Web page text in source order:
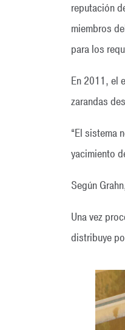
reputación
miembros
para los
En 2011, el
zarandas
“El sistema
yacimiento
Según
Una vez
distribuye